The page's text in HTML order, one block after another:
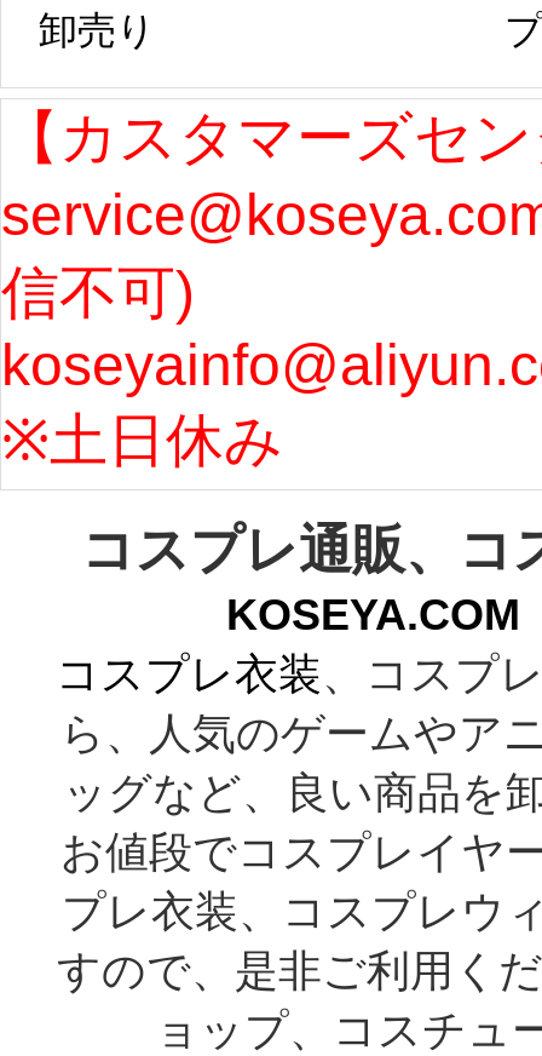
発送予定となり
ます。 ...[more]
たし
ル期
まで
う...
卸売り
【カスタマーズセ
信不可)
※土日休み
コスプレ通販、コ
コスプレ衣装、コスプ
ら、人気のゲームやア
ッグなど、良い商品を
お値段でコスプレイヤ
プレ衣装、コスプレウ
すので、是非ご利用く
ョップ、コスチュ